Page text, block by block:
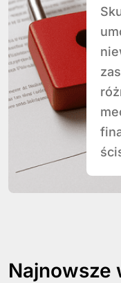
Skuteczne zabezpieczenie
Najnowsze